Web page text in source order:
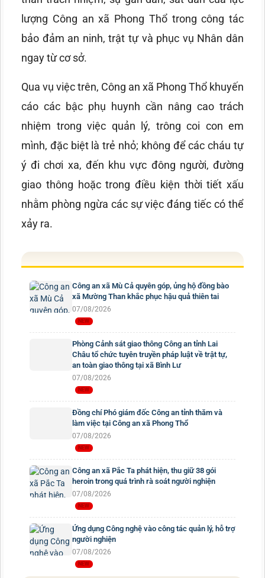
lượng Công an xã Phong Thổ trong công tác
bảo đảm an ninh, trật tự và phục vụ Nhân dân
ngay từ cơ sở.
Qua vụ việc trên, Công an xã Phong Thổ khuyến
cáo các bậc phụ huynh cần nâng cao trách
nhiệm trong việc quản lý, trông coi con em
mình, đặc biệt là trẻ nhỏ; không để các cháu tự
ý đi chơi xa, đến khu vực đông người, đường
giao thông hoặc trong điều kiện thời tiết xấu
nhằm phòng ngừa các sự việc đáng tiếc có thể
xảy ra.
Công an xã Mù Cả quyên góp, ủng hộ đồng bào
xã Mường Than khắc phục hậu quả thiên tai
07/08/2026
Phòng Cảnh sát giao thông Công an tỉnh Lai
Châu tổ chức tuyên truyền pháp luật về trật tự,
an toàn giao thông tại xã Bình Lư
07/08/2026
Đồng chí Phó giám đốc Công an tỉnh thăm và
làm việc tại Công an xã Phong Thổ
07/08/2026
Công an xã Pắc Ta phát hiện, thu giữ 38 gói
heroin trong quá trình rà soát người nghiện
07/08/2026
Ứng dụng Công nghệ vào công tác quản lý, hỗ trợ
người nghiện
07/08/2026